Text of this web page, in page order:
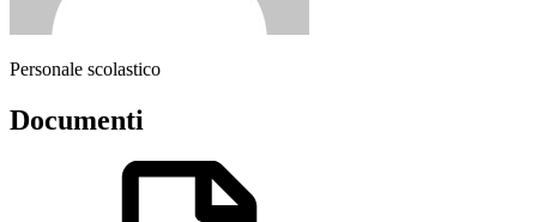
Personale scolastico
Documenti